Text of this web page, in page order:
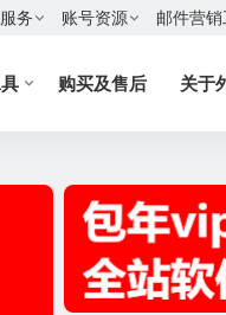
务 账号资源 邮件营
购买及售后 关于